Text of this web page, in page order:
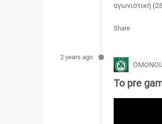
αγωνιστική
Share
2 years ago
Το pre